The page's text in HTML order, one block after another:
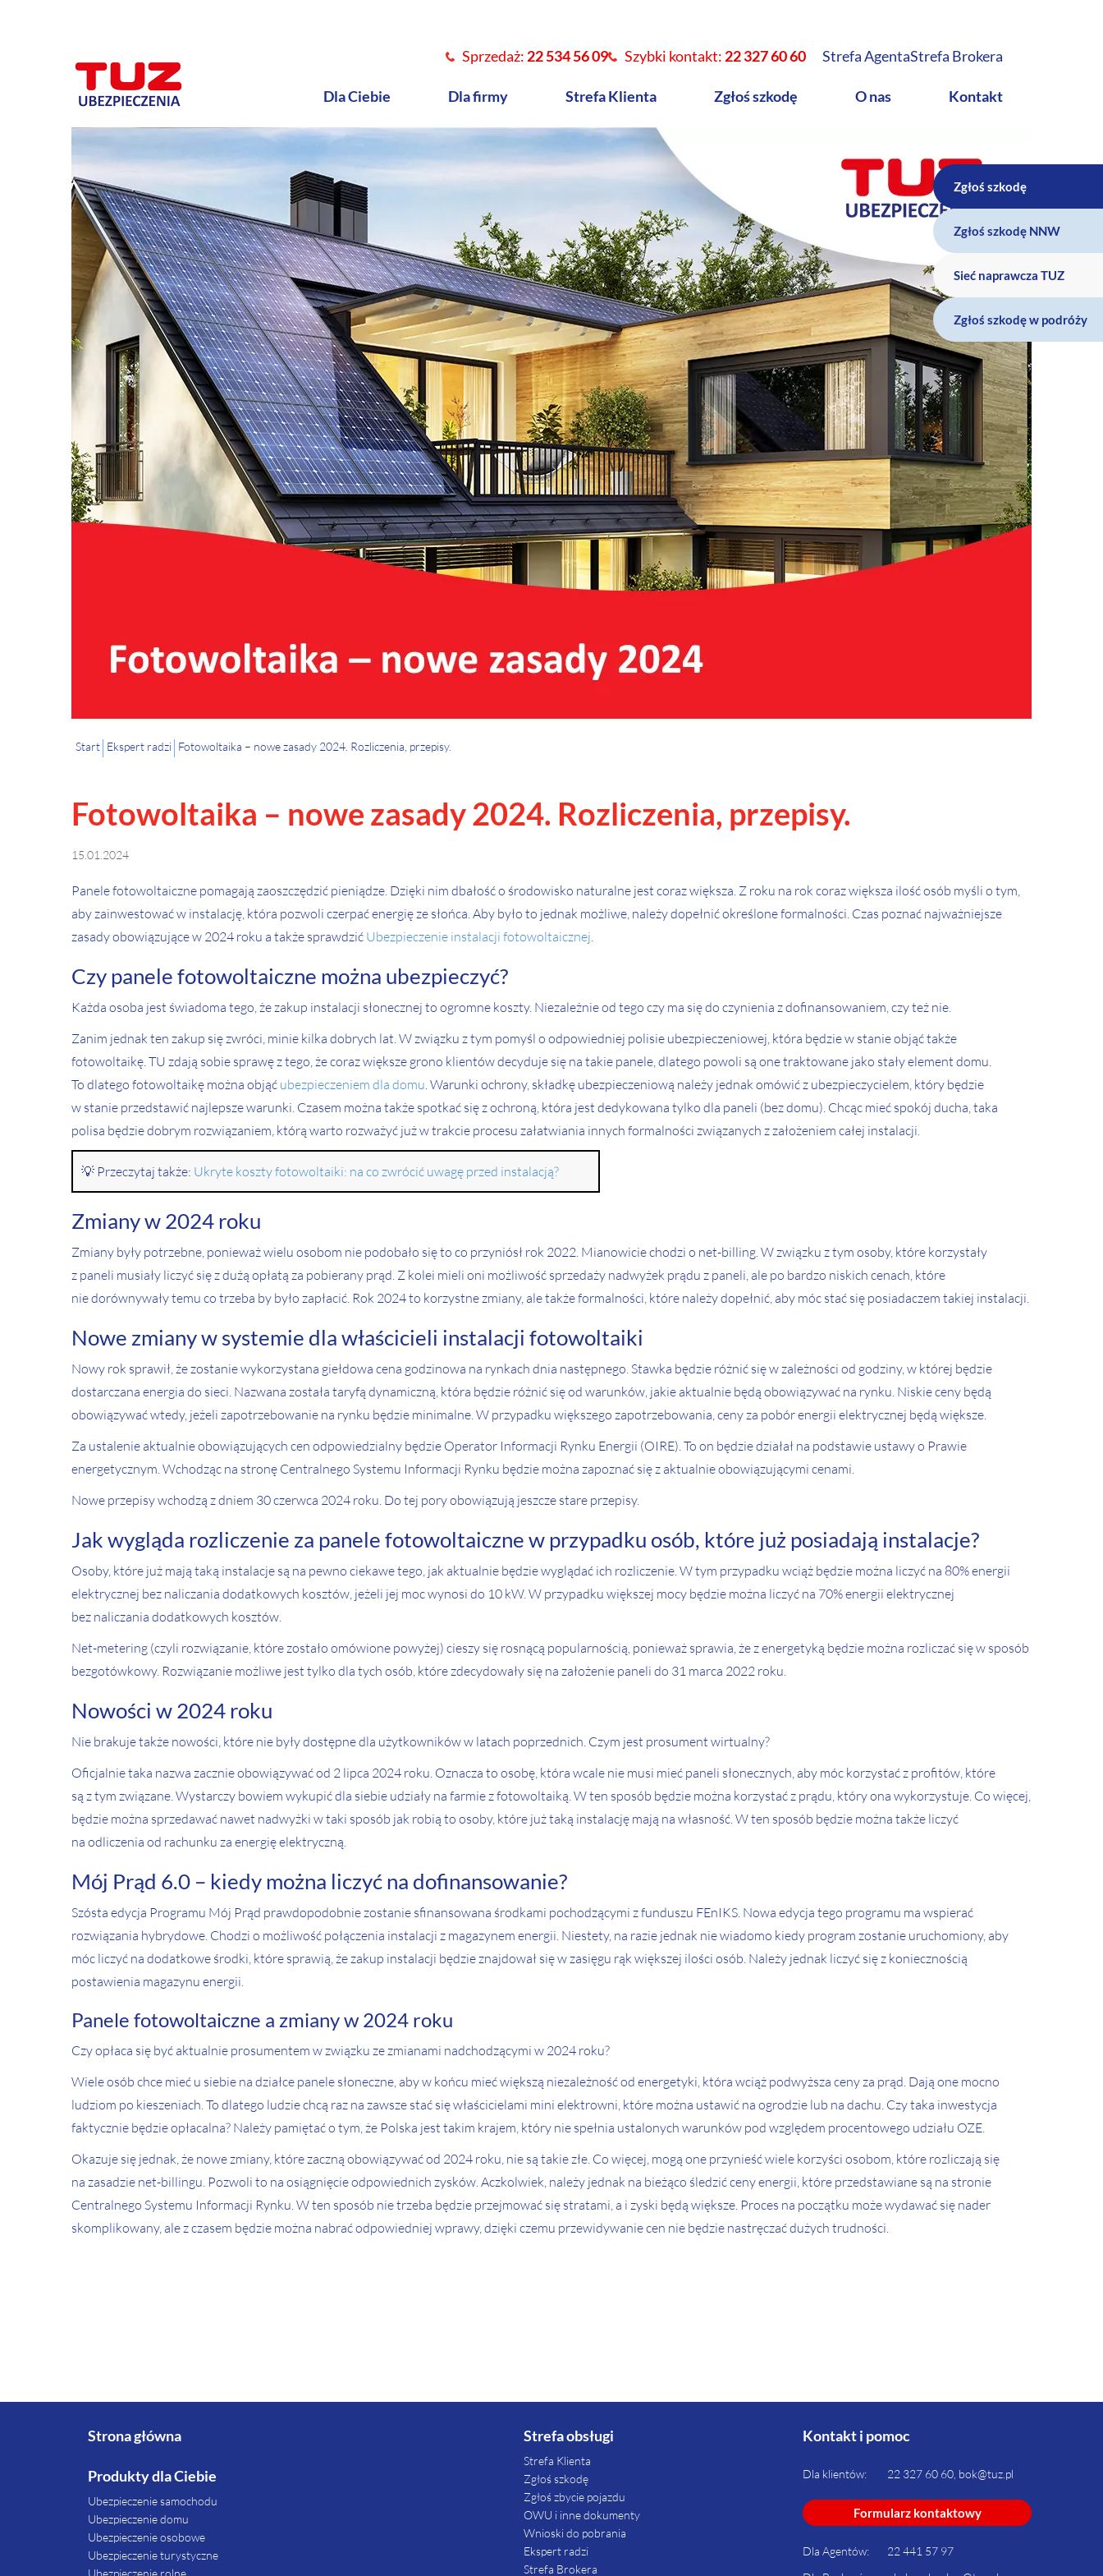
Sprzedaż: 22 534 56 09 Szybki kontakt: 22 327 60 60 Strefa AgentaStrefa Brokera
Dla Ciebie Dla firmy Strefa Klienta Zgłoś szkodę O nas Kontakt
Zgłoś szkodę
Zgłoś szkodę NNW
Sieć naprawcza TUZ
Zgłoś szkodę w podróży
Start Ekspert radzi Fotowoltaika – nowe zasady 2024. Rozliczenia, przepisy.
Fotowoltaika – nowe zasady 2024. Rozliczenia, przepisy.
15.01.2024
Panele fotowoltaiczne pomagają zaoszczędzić pieniądze. Dzięki nim dbałość o środowisko naturalne jest coraz większa. Z roku na rok coraz większa ilość osób myśli o tym,
aby zainwestować w instalację, która pozwoli czerpać energię ze słońca. Aby było to jednak możliwe, należy dopełnić określone formalności. Czas poznać najważniejsze
zasady obowiązujące w 2024 roku a także sprawdzić Ubezpieczenie instalacji fotowoltaicznej.
Czy panele fotowoltaiczne można ubezpieczyć?
Każda osoba jest świadoma tego, że zakup instalacji słonecznej to ogromne koszty. Niezależnie od tego czy ma się do czynienia z dofinansowaniem, czy też nie.
Zanim jednak ten zakup się zwróci, minie kilka dobrych lat. W związku z tym pomyśl o odpowiedniej polisie ubezpieczeniowej, która będzie w stanie objąć także
fotowoltaikę. TU zdają sobie sprawę z tego, że coraz większe grono klientów decyduje się na takie panele, dlatego powoli są one traktowane jako stały element domu.
To dlatego fotowoltaikę można objąć ubezpieczeniem dla domu. Warunki ochrony, składkę ubezpieczeniową należy jednak omówić z ubezpieczycielem, który będzie
w stanie przedstawić najlepsze warunki. Czasem można także spotkać się z ochroną, która jest dedykowana tylko dla paneli (bez domu). Chcąc mieć spokój ducha, taka
polisa będzie dobrym rozwiązaniem, którą warto rozważyć już w trakcie procesu załatwiania innych formalności związanych z założeniem całej instalacji.
💡 Przeczytaj także: Ukryte koszty fotowoltaiki: na co zwrócić uwagę przed instalacją?
Zmiany w 2024 roku
Zmiany były potrzebne, ponieważ wielu osobom nie podobało się to co przyniósł rok 2022. Mianowicie chodzi o net-billing. W związku z tym osoby, które korzystały
z paneli musiały liczyć się z dużą opłatą za pobierany prąd. Z kolei mieli oni możliwość sprzedaży nadwyżek prądu z paneli, ale po bardzo niskich cenach, które
nie dorównywały temu co trzeba by było zapłacić. Rok 2024 to korzystne zmiany, ale także formalności, które należy dopełnić, aby móc stać się posiadaczem takiej instalacji.
Nowe zmiany w systemie dla właścicieli instalacji fotowoltaiki
Nowy rok sprawił, że zostanie wykorzystana giełdowa cena godzinowa na rynkach dnia następnego. Stawka będzie różnić się w zależności od godziny, w której będzie
dostarczana energia do sieci. Nazwana została taryfą dynamiczną, która będzie różnić się od warunków, jakie aktualnie będą obowiązywać na rynku. Niskie ceny będą
obowiązywać wtedy, jeżeli zapotrzebowanie na rynku będzie minimalne. W przypadku większego zapotrzebowania, ceny za pobór energii elektrycznej będą większe.
Za ustalenie aktualnie obowiązujących cen odpowiedzialny będzie Operator Informacji Rynku Energii (OIRE). To on będzie działał na podstawie ustawy o Prawie
energetycznym. Wchodząc na stronę Centralnego Systemu Informacji Rynku będzie można zapoznać się z aktualnie obowiązującymi cenami.
Nowe przepisy wchodzą z dniem 30 czerwca 2024 roku. Do tej pory obowiązują jeszcze stare przepisy.
Jak wygląda rozliczenie za panele fotowoltaiczne w przypadku osób, które już posiadają instalacje?
Osoby, które już mają taką instalacje są na pewno ciekawe tego, jak aktualnie będzie wyglądać ich rozliczenie. W tym przypadku wciąż będzie można liczyć na 80% energii
elektrycznej bez naliczania dodatkowych kosztów, jeżeli jej moc wynosi do 10 kW. W przypadku większej mocy będzie można liczyć na 70% energii elektrycznej
bez naliczania dodatkowych kosztów.
Net-metering (czyli rozwiązanie, które zostało omówione powyżej) cieszy się rosnącą popularnością, ponieważ sprawia, że z energetyką będzie można rozliczać się w sposób
bezgotówkowy. Rozwiązanie możliwe jest tylko dla tych osób, które zdecydowały się na założenie paneli do 31 marca 2022 roku.
Nowości w 2024 roku
Nie brakuje także nowości, które nie były dostępne dla użytkowników w latach poprzednich. Czym jest prosument wirtualny?
Oficjalnie taka nazwa zacznie obowiązywać od 2 lipca 2024 roku. Oznacza to osobę, która wcale nie musi mieć paneli słonecznych, aby móc korzystać z profitów, które
są z tym związane. Wystarczy bowiem wykupić dla siebie udziały na farmie z fotowoltaiką. W ten sposób będzie można korzystać z prądu, który ona wykorzystuje. Co więcej,
będzie można sprzedawać nawet nadwyżki w taki sposób jak robią to osoby, które już taką instalację mają na własność. W ten sposób będzie można także liczyć
na odliczenia od rachunku za energię elektryczną.
Mój Prąd 6.0 – kiedy można liczyć na dofinansowanie?
Szósta edycja Programu Mój Prąd prawdopodobnie zostanie sfinansowana środkami pochodzącymi z funduszu FEnIKS. Nowa edycja tego programu ma wspierać
rozwiązania hybrydowe. Chodzi o możliwość połączenia instalacji z magazynem energii. Niestety, na razie jednak nie wiadomo kiedy program zostanie uruchomiony, aby
móc liczyć na dodatkowe środki, które sprawią, że zakup instalacji będzie znajdował się w zasięgu rąk większej ilości osób. Należy jednak liczyć się z koniecznością
postawienia magazynu energii.
Panele fotowoltaiczne a zmiany w 2024 roku
Czy opłaca się być aktualnie prosumentem w związku ze zmianami nadchodzącymi w 2024 roku?
Wiele osób chce mieć u siebie na działce panele słoneczne, aby w końcu mieć większą niezależność od energetyki, która wciąż podwyższa ceny za prąd. Dają one mocno
ludziom po kieszeniach. To dlatego ludzie chcą raz na zawsze stać się właścicielami mini elektrowni, które można ustawić na ogrodzie lub na dachu. Czy taka inwestycja
faktycznie będzie opłacalna? Należy pamiętać o tym, że Polska jest takim krajem, który nie spełnia ustalonych warunków pod względem procentowego udziału OZE.
Okazuje się jednak, że nowe zmiany, które zaczną obowiązywać od 2024 roku, nie są takie złe. Co więcej, mogą one przynieść wiele korzyści osobom, które rozliczają się
na zasadzie net-billingu. Pozwoli to na osiągnięcie odpowiednich zysków. Aczkolwiek, należy jednak na bieżąco śledzić ceny energii, które przedstawiane są na stronie
Centralnego Systemu Informacji Rynku. W ten sposób nie trzeba będzie przejmować się stratami, a i zyski będą większe. Proces na początku może wydawać się nader
skomplikowany, ale z czasem będzie można nabrać odpowiedniej wprawy, dzięki czemu przewidywanie cen nie będzie nastręczać dużych trudności.
Strona główna
Produkty dla Ciebie
Ubezpieczenie samochodu
Ubezpieczenie domu
Ubezpieczenie osobowe
Ubezpieczenie turystyczne
Ubezpieczenie rolne
Strefa obsługi
Strefa Klienta
Zgłoś szkodę
Zgłoś zbycie pojazdu
OWU i inne dokumenty
Wnioski do pobrania
Ekspert radzi
Strefa Brokera
Kontakt i pomoc
Dla klientów: 22 327 60 60, bok@tuz.pl
Formularz kontaktowy
Dla Agentów:
22 441 57 97